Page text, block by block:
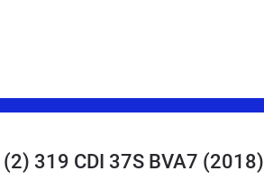
(2) 319 CDI 37S BVA7 (2018)